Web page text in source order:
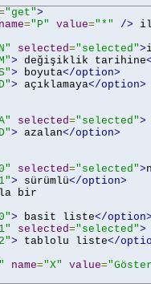
"get">
name="P" value="*" />
selected="selected">
> değişiklik tarihine
> boyuta</option>
> açıklamaya</option>
selected="selected">
> azalan</option>
selected="selected">
> sürümlü</option>
bir
> basit liste</
selected="selected">
> tablolu liste</
name="X" value=